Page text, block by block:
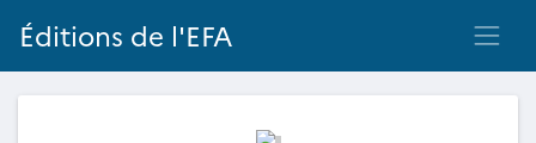
Éditions de l'EFA